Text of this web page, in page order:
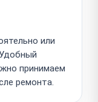
или
принимаем
ремонта.